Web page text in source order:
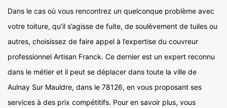
Dans le cas où vous rencontrez un quelconque problème avec
votre toiture, qu’il s’agisse de fuite, de soulèvement de tuiles ou
autres, choisissez de faire appel à l’expertise du couvreur
professionnel Artisan Franck. Ce dernier est un expert reconnu
dans le métier et il peut se déplacer dans toute la ville de
Aulnay Sur Mauldre, dans le 78126, en vous proposant ses
services à des prix compétitifs. Pour en savoir plus, vous